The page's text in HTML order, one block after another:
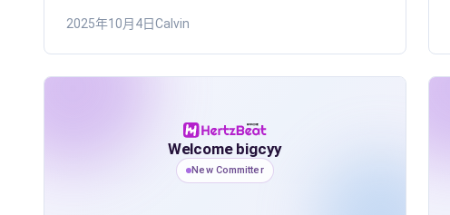
2025年10月4日Calvin
Welcome bigcyy
New Committer